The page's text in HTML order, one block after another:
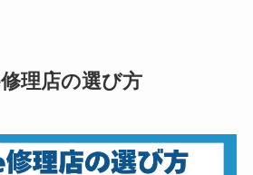
理店の選び方